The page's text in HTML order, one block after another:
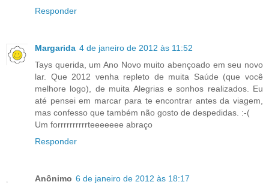
Responder
Margarida 4 de janeiro de 2012 às 11:52
Tays querida, um Ano Novo muito abençoado em seu novo
lar. Que 2012 venha repleto de muita Saúde (que você
melhore logo), de muita Alegrias e sonhos realizados. Eu
até pensei em marcar para te encontrar antes da viagem,
mas confesso que também não gosto de despedidas. :-(
Um forrrrrrrrrrteeeeeee abraço
Responder
Anônimo 6 de janeiro de 2012 às 18:17